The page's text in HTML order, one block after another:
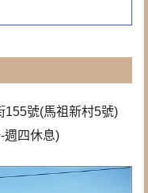
155號(馬祖新村5號)
週四休息)